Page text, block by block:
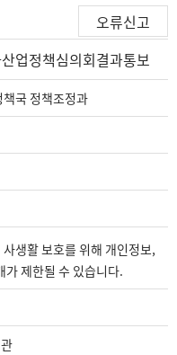
오류신고
업정책심의회결과통보
국 정책조정과
가 제한될 수 있습니다.